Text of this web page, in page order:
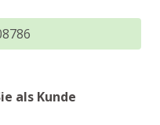
als Kunde